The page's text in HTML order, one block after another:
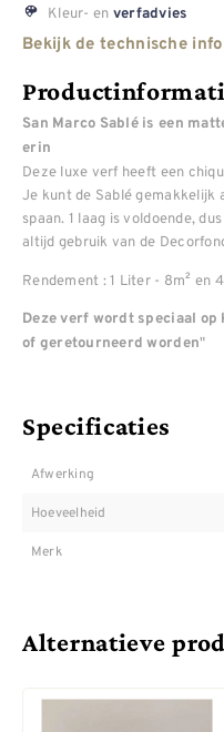
Kleur- en verfadvies
Bekijk de technische
San Marco Sablé is een
erin
Deze luxe verf heeft een
Je kunt de Sablé gemakkelijk
spaan. 1 laag is voldoende,
altijd gebruik van de
Rendement : 1 Liter - 8m² en
Deze verf wordt speciaal
of geretourneerd worden"
Specificaties
Afwerking
Hoeveelheid
Merk
Alternatieve